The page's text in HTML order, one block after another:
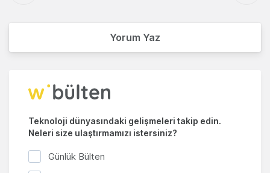
Yorum Yaz
Teknoloji dünyasındaki gelişmeleri takip edin.
Neleri size ulaştırmamızı istersiniz?
Günlük Bülten